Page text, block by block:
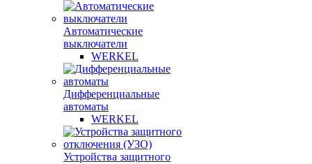
Автоматические
выключатели
WERKEL
Дифференциальные
автоматы
WERKEL
Устройства защитного